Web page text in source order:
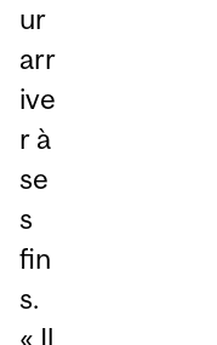
ur
arr
ive
r à
se
s
fin
s.
« Il